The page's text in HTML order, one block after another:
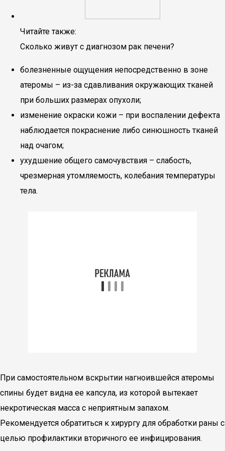
Читайте также:
Сколько живут с диагнозом рак печени?
болезненные ощущения непосредственно в зоне
атеромы – из-за сдавливания окружающих тканей
при больших размерах опухоли;
изменение окраски кожи – при воспалении дефекта
наблюдается покраснение либо синюшность тканей
над очагом;
ухудшение общего самочувствия – слабость,
чрезмерная утомляемость, колебания температуры
тела.
При самостоятельном вскрытии нагноившейся атеромы
спины будет видна ее капсула, из которой вытекает
некротическая масса с неприятным запахом.
Рекомендуется обратиться к хирургу для обработки раны с
целью профилактики вторичного ее инфицирования.